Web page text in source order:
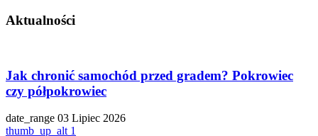
Aktualności
Jak chronić samochód przed gradem? Pokrowiec
czy półpokrowiec
date_range 03 Lipiec 2026
thumb_up_alt 1